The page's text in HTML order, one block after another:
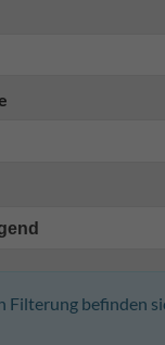
Filterung befinden